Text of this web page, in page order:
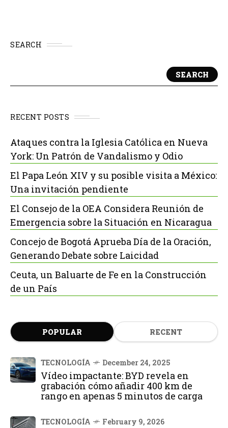
SEARCH
SEARCH
RECENT POSTS
Ataques contra la Iglesia Católica en Nueva
York: Un Patrón de Vandalismo y Odio
El Papa León XIV y su posible visita a México:
Una invitación pendiente
El Consejo de la OEA Considera Reunión de
Emergencia sobre la Situación en Nicaragua
Concejo de Bogotá Aprueba Día de la Oración,
Generando Debate sobre Laicidad
Ceuta, un Baluarte de Fe en la Construcción
de un País
POPULAR RECENT
TECNOLOGÍA December 24, 2025
Vídeo impactante: BYD revela en
grabación cómo añadir 400 km de
rango en apenas 5 minutos de carga
TECNOLOGÍA February 9, 2026